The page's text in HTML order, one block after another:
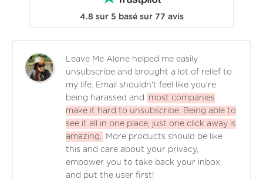
4.8 sur 5 basé sur 77 avis
Leave Me Alone helped me easily
unsubscribe and brought a lot of relief to
my life. Email shouldn't feel like you're
being harassed and
most companies
make it hard to unsubscribe. Being able to
see it all in one place, just one click away is
amazing.
More products should be like
this and care about your privacy,
empower you to take back your inbox,
and put the user first!